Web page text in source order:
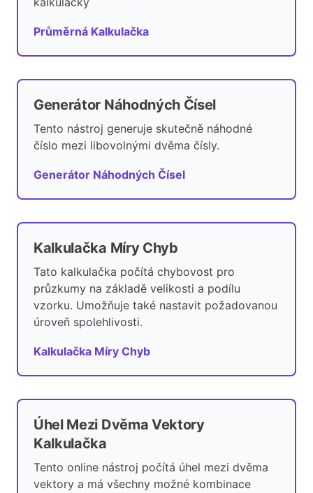
Průměrná Kalkulačka
Generátor Náhodných Čísel
Tento nástroj generuje skutečně náhodné
číslo mezi libovolnými dvěma čísly.
Generátor Náhodných Čísel
Kalkulačka Míry Chyb
Tato kalkulačka počítá chybovost pro
průzkumy na základě velikosti a podílu
vzorku. Umožňuje také nastavit požadovanou
úroveň spolehlivosti.
Kalkulačka Míry Chyb
Úhel Mezi Dvěma Vektory
Kalkulačka
Tento online nástroj počítá úhel mezi dvěma
vektory a má všechny možné kombinace